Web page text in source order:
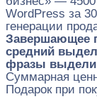
WordPress за
генерации
Завершающее
средний
фразы выдели
Суммарная
Подарок при